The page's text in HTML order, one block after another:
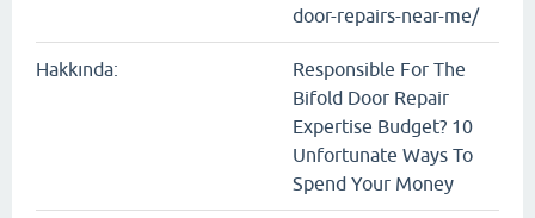
door-repairs-near-me/
Hakkında:
Responsible For The
Bifold Door Repair
Expertise Budget? 10
Unfortunate Ways To
Spend Your Money